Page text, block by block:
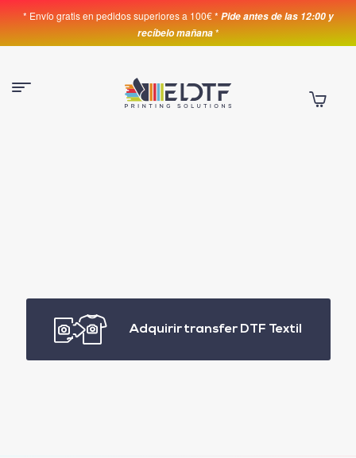
* Envío gratis en pedidos superiores a 100€ * Pide antes de las 12:00 y
recíbelo mañana*
Adquirir transfer DTF Textil